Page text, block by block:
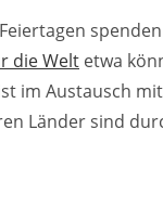
die Welt etwa
im Austausch
Länder sind